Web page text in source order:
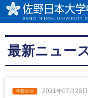
最新ニュー
2021年07月29